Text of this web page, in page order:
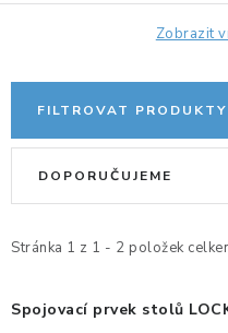
VÝSUVY A DRŽÁKY NA
DRŽÁKY LCD MONITORŮ
Zobrazit
FILTROVAT PRODUKTY
i
p
Stránka 1 z 1 - 2 položek
e
í
DOPORUČUJEME
Spojovací prvek stolů